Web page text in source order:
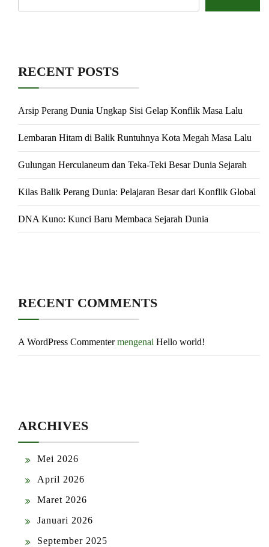
RECENT POSTS
Arsip Perang Dunia Ungkap Sisi Gelap Konflik Masa Lalu
Lembaran Hitam di Balik Runtuhnya Kota Megah Masa Lalu
Gulungan Herculaneum dan Teka-Teki Besar Dunia Sejarah
Kilas Balik Perang Dunia: Pelajaran Besar dari Konflik Global
DNA Kuno: Kunci Baru Membaca Sejarah Dunia
RECENT COMMENTS
A WordPress Commentermengenai Hello world!
ARCHIVES
Mei 2026
April 2026
Maret 2026
Januari 2026
September 2025